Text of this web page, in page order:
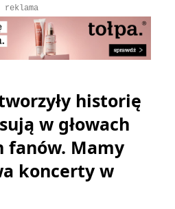
reklama
historię
w głowach
fanów. Mamy
koncerty w